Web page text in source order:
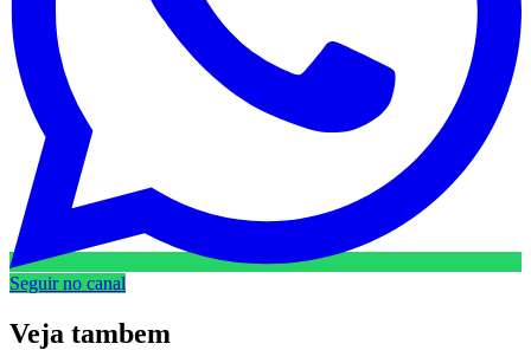
Seguir no canal
Veja tambem